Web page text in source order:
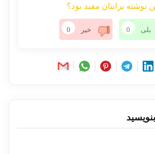
نوشته برایتان مفید بود؟
بلی 0 خیر 0